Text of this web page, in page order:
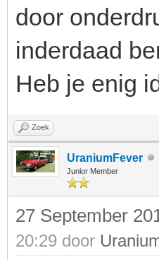
door
inderdaad
Heb je enig
Zoek
UraniumFever
Junior Member
27 September
20:29 door